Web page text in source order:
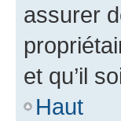
assurer
et qu’il
Haut